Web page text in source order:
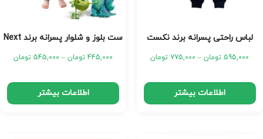
لباس راحتی پسرانه برند نکست
595,000 تومان –
775,000 تومان
اطلاعات بیشتر
ست بلوز و شلوار پسرانه برند Next
445,000 تومان –
545,000 تومان
اطلاعات بیشتر